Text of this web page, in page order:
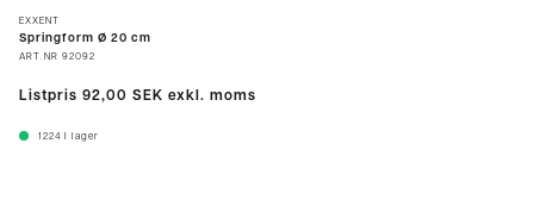
EXXENT
Springform Ø 20 cm
ART.NR 92092
Listpris 92,00 SEK exkl. moms
1224 I lager